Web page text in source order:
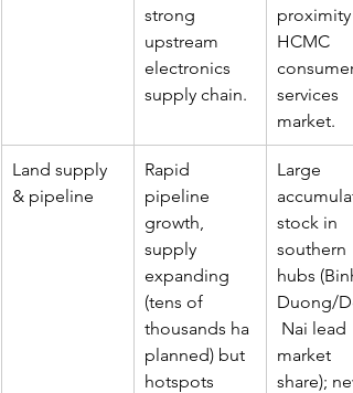
strong
upstream
electronics
supply chain.
proximity
HCMC
services
market.
Land supply
& pipeline
Rapid
pipeline
growth,
supply
expanding
(tens of
thousands ha
planned) but
hotspots
Large
stock in
southern
hubs (Binh
Duong/
Nai lead
market
share);